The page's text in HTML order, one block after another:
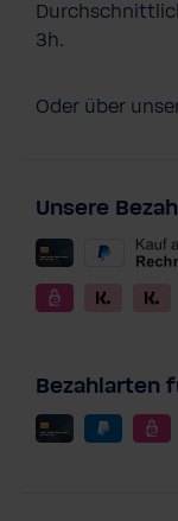
3h.
Oder über
Unsere
Bezahlarten